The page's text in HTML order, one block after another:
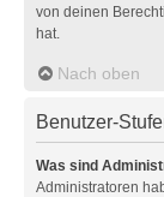
von deinen
hat.
Nach oben
Benutzer-
Was sind
Administratoren